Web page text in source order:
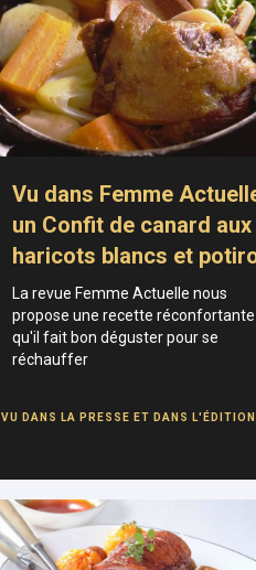
Vu dans Femme
un Confit de canard aux
haricots blancs et
La revue Femme Actuelle nous
propose une recette réconfortante
qu'il fait bon déguster pour se
réchauffer
VU DANS LA PRESSE ET DANS L'ÉDITION